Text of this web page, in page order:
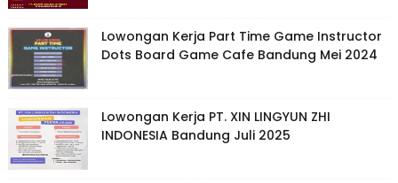
Lowongan Kerja Part Time Game Instructor
Dots Board Game Cafe Bandung Mei 2024
Lowongan Kerja PT. XIN LINGYUN ZHI
INDONESIA Bandung Juli 2025